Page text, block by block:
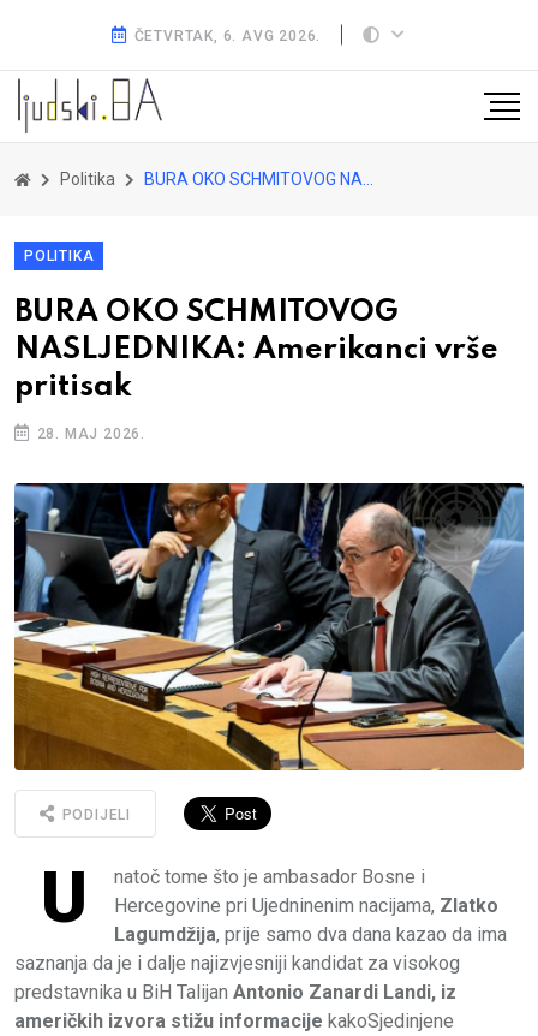
ČETVRTAK, 6. AVG 2026.
Politika BURA OKO SCHMITOVOG NASLJEDNIKA: Amerikanci vrše pritisak
POLITIKA
BURA OKO SCHMITOVOG
NASLJEDNIKA: Amerikanci vrše
pritisak
28. MAJ 2026.
PODIJELI
U
natoč tome što je ambasador Bosne i
Hercegovine pri Ujedninenim nacijama, Zlatko
Lagumdžija, prije samo dva dana kazao da ima
saznanja da je i dalje najizvjesniji kandidat za visokog
predstavnika u BiH Talijan Antonio Zanardi Landi, iz
američkih izvora stižu informacije kakoSjedinjene